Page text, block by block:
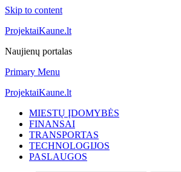
Skip to content
ProjektaiKaune.lt
Naujienų portalas
Primary Menu
ProjektaiKaune.lt
MIESTŲ ĮDOMYBĖS
FINANSAI
TRANSPORTAS
TECHNOLOGIJOS
PASLAUGOS